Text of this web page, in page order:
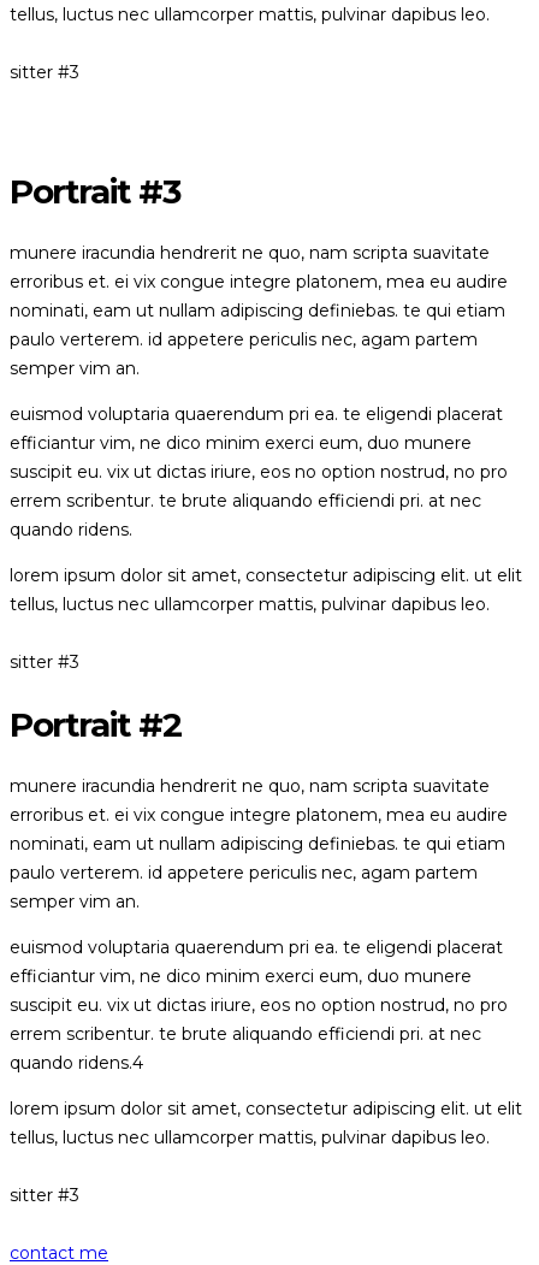
tellus, luctus nec ullamcorper mattis, pulvinar dapibus leo.
sitter #3
Portrait #3
munere iracundia hendrerit ne quo, nam scripta suavitate
erroribus et. ei vix congue integre platonem, mea eu audire
nominati, eam ut nullam adipiscing definiebas. te qui etiam
paulo verterem. id appetere periculis nec, agam partem
semper vim an.
euismod voluptaria quaerendum pri ea. te eligendi placerat
efficiantur vim, ne dico minim exerci eum, duo munere
suscipit eu. vix ut dictas iriure, eos no option nostrud, no pro
errem scribentur. te brute aliquando efficiendi pri. at nec
quando ridens.
lorem ipsum dolor sit amet, consectetur adipiscing elit. ut elit
tellus, luctus nec ullamcorper mattis, pulvinar dapibus leo.
sitter #3
Portrait #2
munere iracundia hendrerit ne quo, nam scripta suavitate
erroribus et. ei vix congue integre platonem, mea eu audire
nominati, eam ut nullam adipiscing definiebas. te qui etiam
paulo verterem. id appetere periculis nec, agam partem
semper vim an.
euismod voluptaria quaerendum pri ea. te eligendi placerat
efficiantur vim, ne dico minim exerci eum, duo munere
suscipit eu. vix ut dictas iriure, eos no option nostrud, no pro
errem scribentur. te brute aliquando efficiendi pri. at nec
quando ridens.4
lorem ipsum dolor sit amet, consectetur adipiscing elit. ut elit
tellus, luctus nec ullamcorper mattis, pulvinar dapibus leo.
sitter #3
contact me